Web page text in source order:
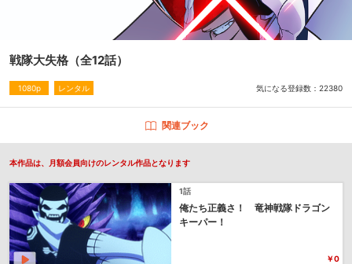
戦隊大失格 （全12話）
1080p レンタル 気になる登録数： 22380
関連ブック
本作品は、月額会員向けのレンタル作品となります
1話
俺たち正義さ！ 竜神戦隊ドラゴン
キーパー！
￥0